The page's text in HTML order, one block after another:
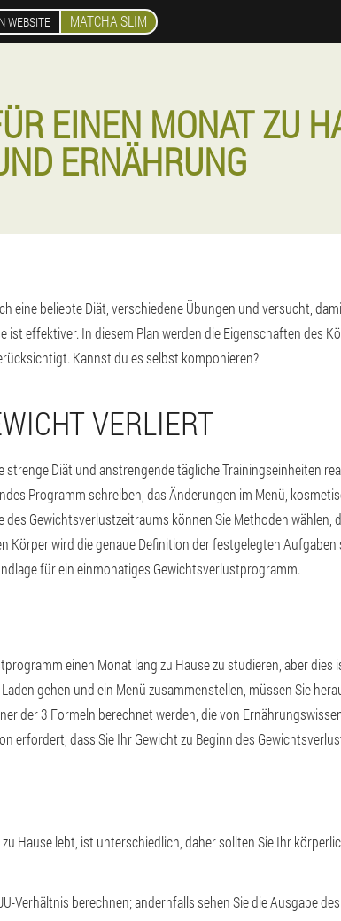
WEBSITE MATCHA SLIM
EINEN MONAT ZU
ERNÄHRUNG
eine beliebte Diät, verschiedene Übungen und versucht,
effektiver. In diesem Plan werden die Eigenschaften des
Kannst du es selbst komponieren?
VERLIERT
Diät und anstrengende tägliche Trainingseinheiten
Programm schreiben, das Änderungen im Menü,
Gewichtsverlustzeitraums können Sie Methoden wählen,
wird die genaue Definition der festgelegten Aufgaben
für ein einmonatiges Gewichtsverlustprogramm.
einen Monat lang zu Hause zu studieren, aber dies
gehen und ein Menü zusammenstellen, müssen Sie
der 3 Formeln berechnet werden, die von
erfordert, dass Sie Ihr Gewicht zu Beginn des
Hause lebt, ist unterschiedlich, daher sollten Sie Ihr
Verhältnis berechnen; andernfalls sehen Sie die Ausgabe